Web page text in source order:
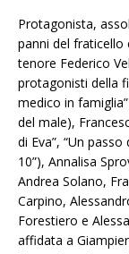
Protagonista,
panni del fraticello
tenore Federico
protagonisti della
medico in
del male),
di Eva”, “Un
10”), Annalisa
Andrea Solano,
Carpino,
Forestiero e
affidata a